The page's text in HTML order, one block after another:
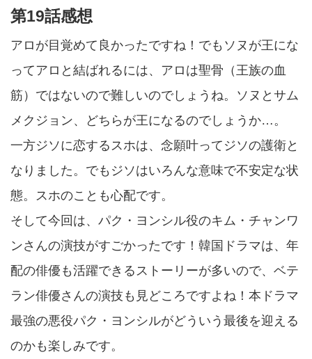
第19話感想
アロが目覚めて良かったですね！でもソヌが王にな
ってアロと結ばれるには、アロは聖骨（王族の血
筋）ではないので難しいのでしょうね。ソヌとサム
メクジョン、どちらが王になるのでしょうか…。
一方ジソに恋するスホは、念願叶ってジソの護衛と
なりました。でもジソはいろんな意味で不安定な状
態。スホのことも心配です。
そして今回は、パク・ヨンシル役のキム・チャンワ
ンさんの演技がすごかったです！韓国ドラマは、年
配の俳優も活躍できるストーリーが多いので、ベテ
ラン俳優さんの演技も見どころですよね！本ドラマ
最強の悪役パク・ヨンシルがどういう最後を迎える
のかも楽しみです。